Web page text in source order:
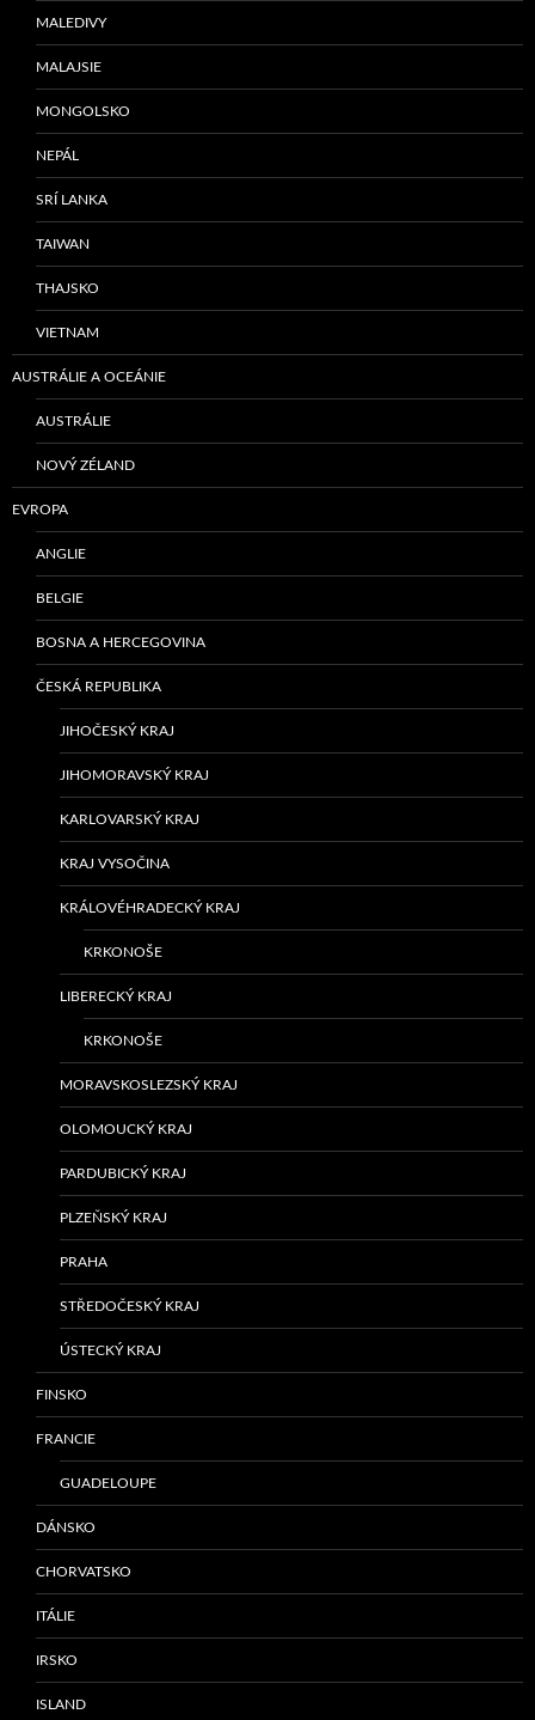
MALEDIVY
MALAJSIE
MONGOLSKO
NEPÁL
SRÍ LANKA
TAIWAN
THAJSKO
VIETNAM
AUSTRÁLIE A OCEÁNIE
AUSTRÁLIE
NOVÝ ZÉLAND
EVROPA
ANGLIE
BELGIE
BOSNA A HERCEGOVINA
ČESKÁ REPUBLIKA
JIHOČESKÝ KRAJ
JIHOMORAVSKÝ KRAJ
KARLOVARSKÝ KRAJ
KRAJ VYSOČINA
KRÁLOVÉHRADECKÝ KRAJ
KRKONOŠE
LIBERECKÝ KRAJ
KRKONOŠE
MORAVSKOSLEZSKÝ KRAJ
OLOMOUCKÝ KRAJ
PARDUBICKÝ KRAJ
PLZEŇSKÝ KRAJ
PRAHA
STŘEDOČESKÝ KRAJ
ÚSTECKÝ KRAJ
FINSKO
FRANCIE
GUADELOUPE
DÁNSKO
CHORVATSKO
ITÁLIE
IRSKO
ISLAND